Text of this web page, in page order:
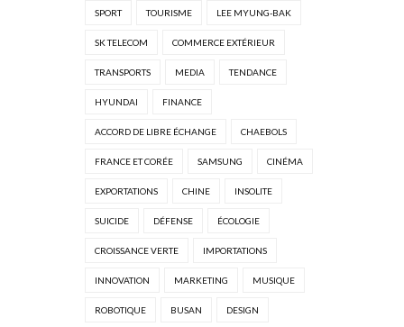
SPORT TOURISME LEE MYUNG-BAK
SK TELECOM COMMERCE EXTÉRIEUR
TRANSPORTS MEDIA TENDANCE
HYUNDAI FINANCE
ACCORD DE LIBRE ÉCHANGE CHAEBOLS
FRANCE ET CORÉE SAMSUNG CINÉMA
EXPORTATIONS CHINE INSOLITE
SUICIDE DÉFENSE ÉCOLOGIE
CROISSANCE VERTE IMPORTATIONS
INNOVATION MARKETING MUSIQUE
ROBOTIQUE BUSAN DESIGN